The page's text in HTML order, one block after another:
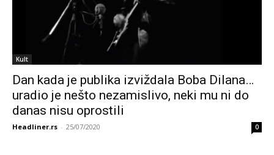
Kult
Dan kada je publika izviždala Boba Dilana…
uradio je nešto nezamislivo, neki mu ni do
danas nisu oprostili
Headliner.rs - 25/07/2020 0